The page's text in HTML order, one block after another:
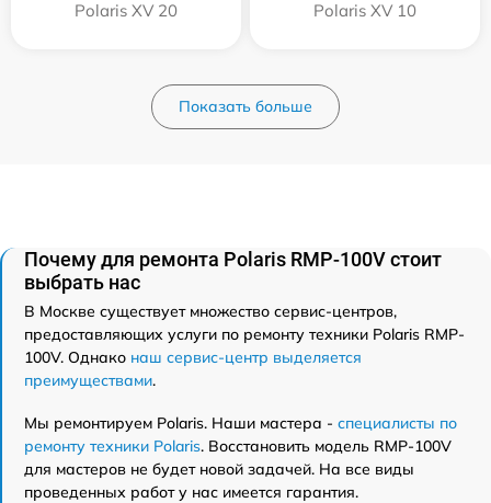
Polaris XV 20 Polaris XV 10
Показать больше
Почему для ремонта Polaris RMP-100V стоит
выбрать нас
В Москве существует множество сервис-центров,
предоставляющих услуги по ремонту техники Polaris RMP-
100V. Однако наш сервис-центр выделяется
преимуществами.
Мы ремонтируем Polaris. Наши мастера - специалисты по
ремонту техники Polaris. Восстановить модель RMP-100V
для мастеров не будет новой задачей. На все виды
проведенных работ у нас имеется гарантия.